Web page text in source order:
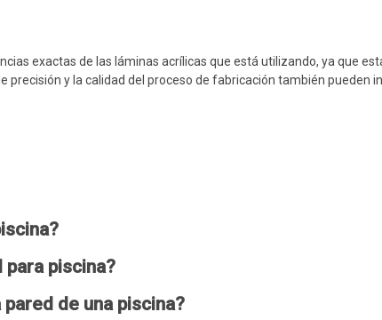
exactas de las láminas acrílicas que está utilizando, ya que
y la calidad del proceso de fabricación también pueden
piscina?
de una piscina?